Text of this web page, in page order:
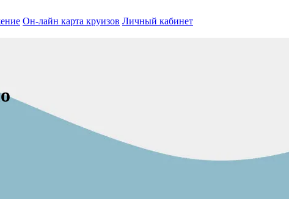
Он-лайн карта круизов Личный кабинет